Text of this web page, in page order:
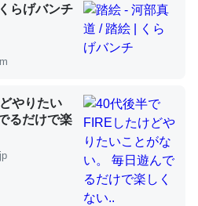
と前の伏線」は回収されないけ
い分量。進化すればするほど分
のか。知らんかった。調べたら
エビの600分の1程度。
らげバンチ
やりたい
るだけで楽